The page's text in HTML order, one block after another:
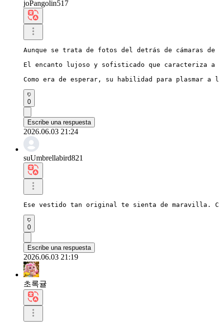
joPangolin517
Aunque se trata de fotos del detrás de cámaras
El encanto lujoso y sofisticado que caracteriza a
Como era de esperar, su habilidad para plasmar
0
Escribe una respuesta
2026.06.03 21:24
suUmbrellabird821
Ese vestido tan original te sienta de maravilla.
0
Escribe una respuesta
2026.06.03 21:19
초록귤